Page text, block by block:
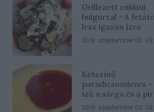
Grillezett cukkini
bulgurral - A fetától
lesz igazán ízes
2019. szeptember 03.
Kétszínű
paradicsomleves -
ízű a sárga és a
rész
2019. szeptember 03.